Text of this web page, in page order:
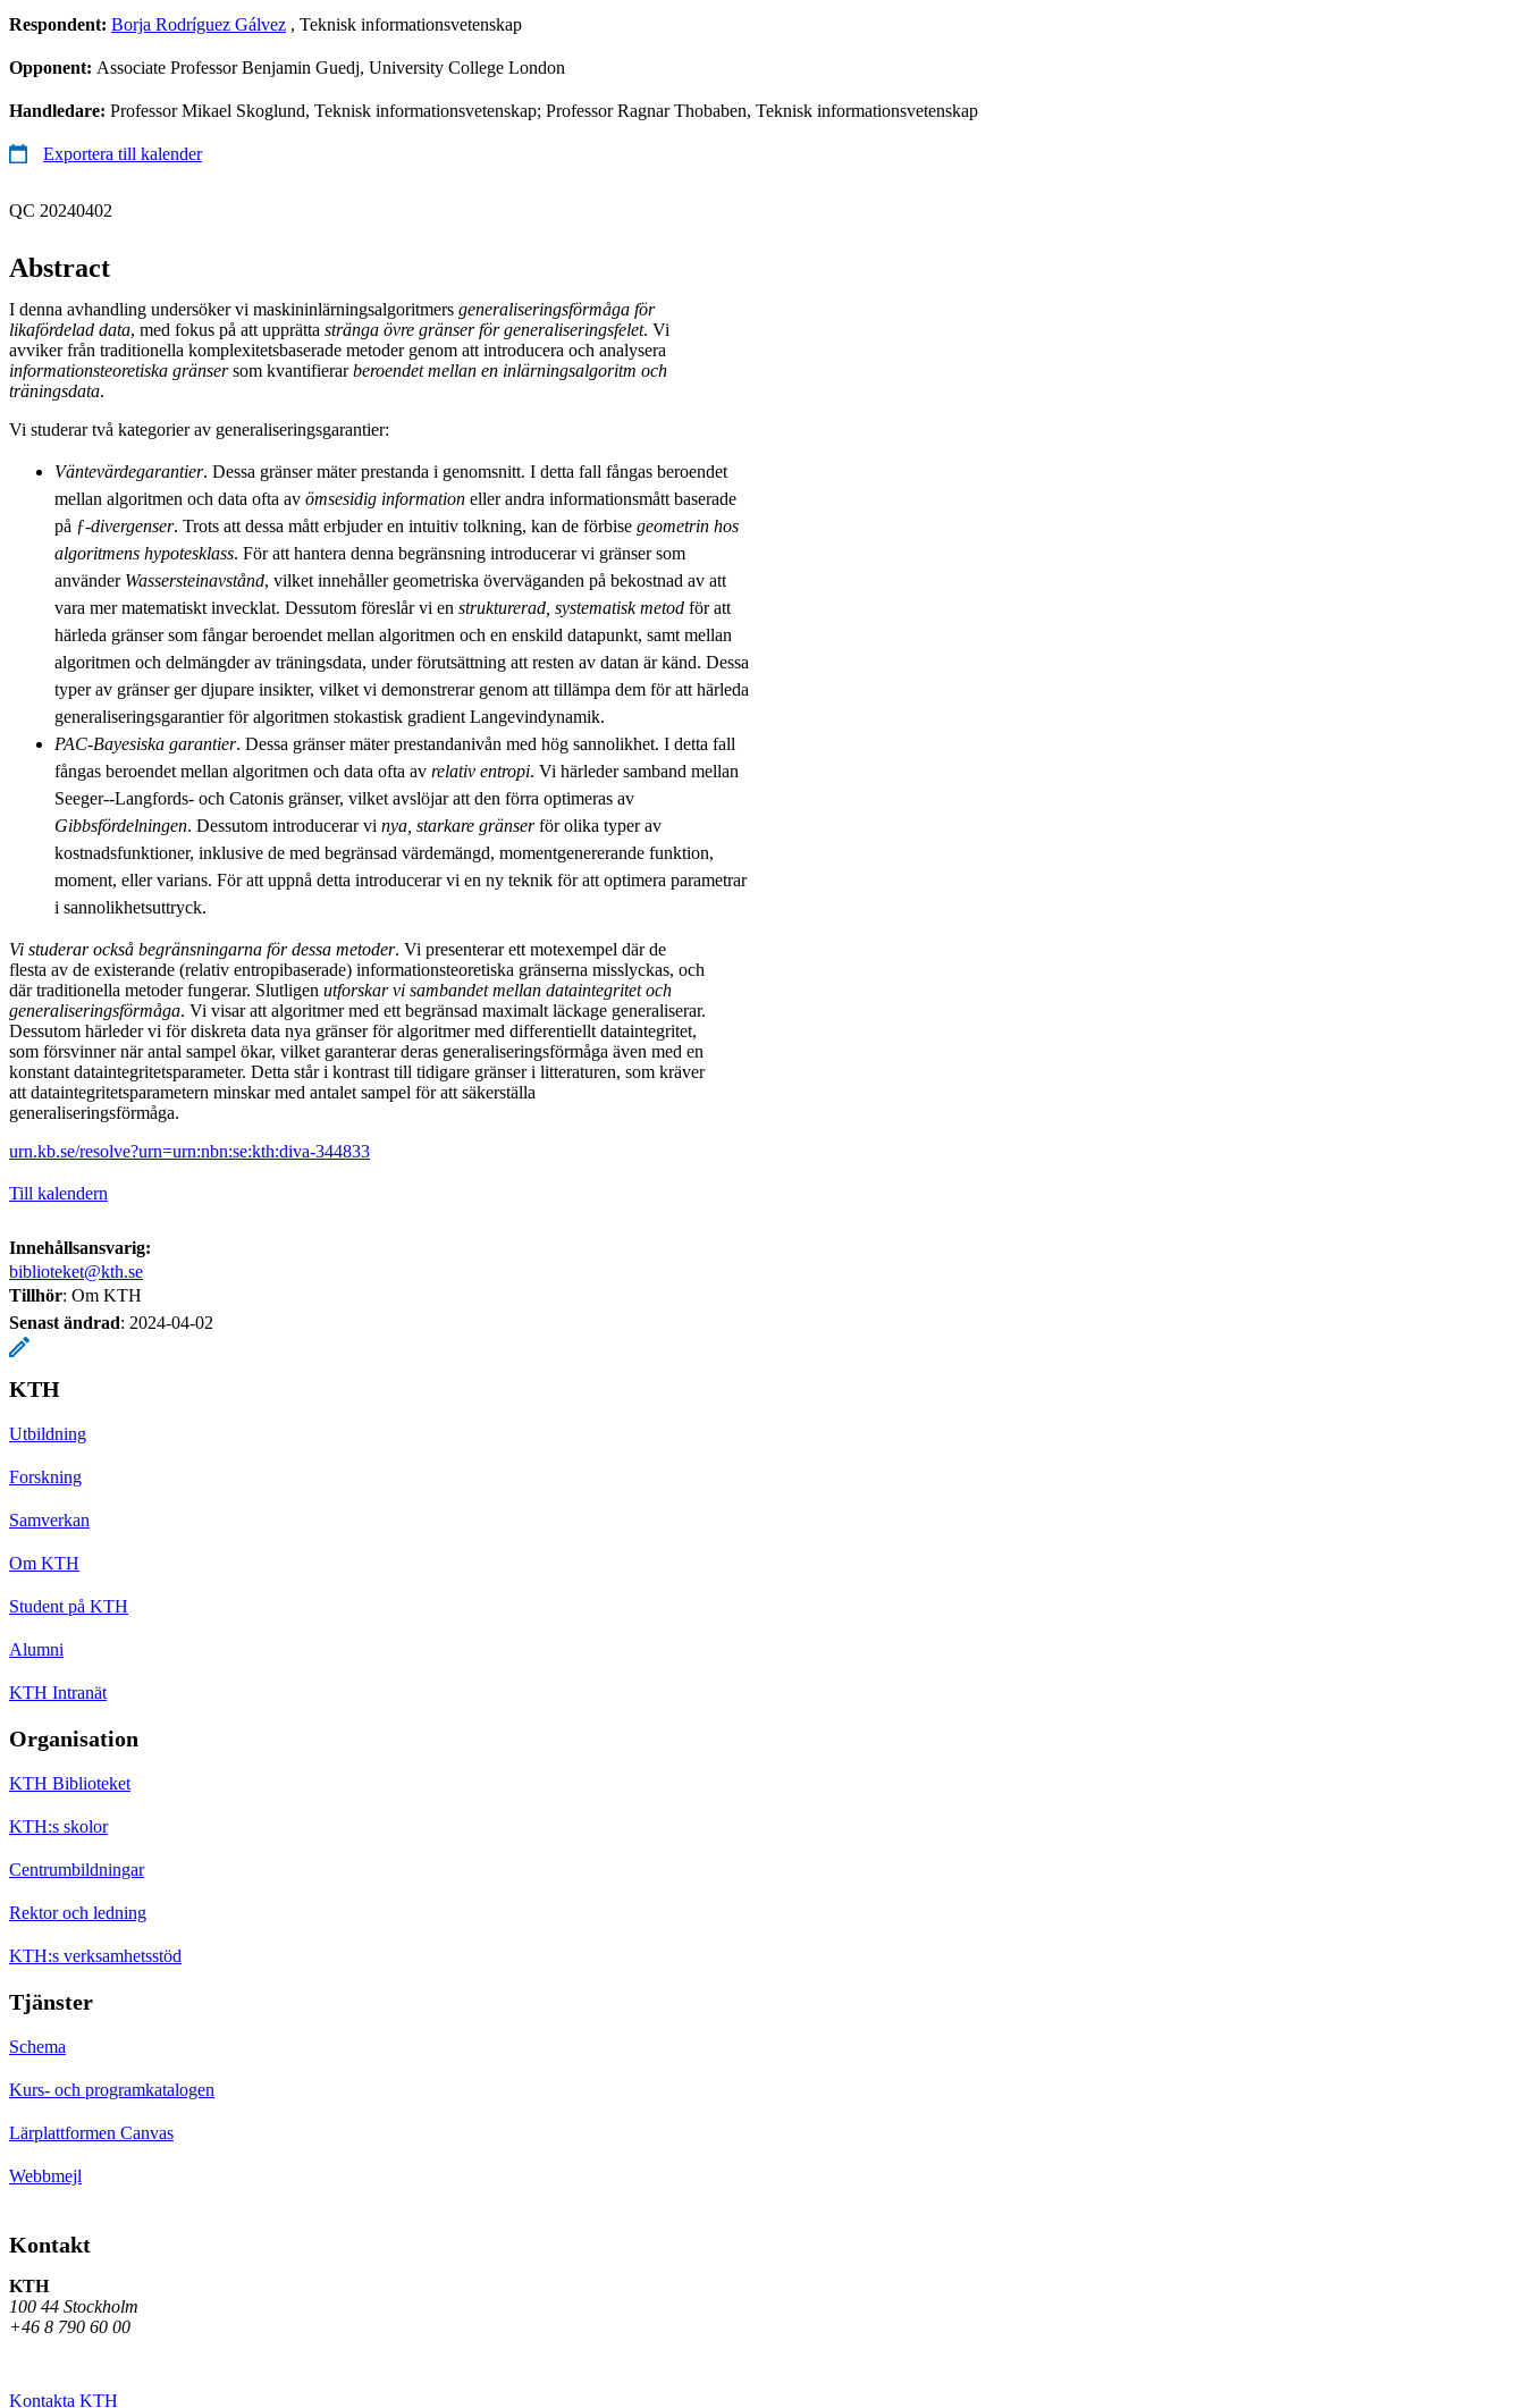
Respondent: Borja Rodríguez Gálvez , Teknisk informationsvetenskap
Opponent: Associate Professor Benjamin Guedj, University College London
Handledare: Professor Mikael Skoglund, Teknisk informationsvetenskap; Professor Ragnar Thobaben, Teknisk informationsvetenskap
Exportera till kalender
QC 20240402
Abstract
I denna avhandling undersöker vi maskininlärningsalgoritmers generaliseringsförmåga för
likafördelad data, med fokus på att upprätta stränga övre gränser för generaliseringsfelet. Vi
avviker från traditionella komplexitetsbaserade metoder genom att introducera och analysera
informationsteoretiska gränsersom kvantifierarberoendet mellan en inlärningsalgoritm och
träningsdata.
Vi studerar två kategorier av generaliseringsgarantier:
Väntevärdegarantier. Dessa gränser mäter prestanda i genomsnitt. I detta fall fångas beroendet
mellan algoritmen och data ofta av ömsesidig information eller andra informationsmått baserade
på ƒ-divergenser. Trots att dessa mått erbjuder en intuitiv tolkning, kan de förbise geometrin hos
algoritmens hypotesklass. För att hantera denna begränsning introducerar vi gränser som
använderWassersteinavstånd, vilket innehåller geometriska överväganden på bekostnad av att
vara mer matematiskt invecklat. Dessutom föreslår vi en strukturerad, systematisk metod för att
härleda gränser som fångar beroendet mellan algoritmen och en enskild datapunkt, samt mellan
algoritmen och delmängder av träningsdata, under förutsättning att resten av datan är känd. Dessa
typer av gränser ger djupare insikter, vilket vi demonstrerar genom att tillämpa dem för att härleda
generaliseringsgarantier för algoritmen stokastisk gradient Langevindynamik.
PAC-Bayesiska garantier. Dessa gränser mäter prestandanivån med hög sannolikhet. I detta fall
fångas beroendet mellan algoritmen och data ofta av relativ entropi. Vi härleder samband mellan
Seeger--Langfords- och Catonis gränser, vilket avslöjar att den förra optimeras av
Gibbsfördelningen. Dessutom introducerar vi nya, starkare gränserför olika typer av
kostnadsfunktioner, inklusive de med begränsad värdemängd, momentgenererande funktion,
moment, eller varians. För att uppnå detta introducerar vi en ny teknik för att optimera parametrar
i sannolikhetsuttryck.
Vi studerar också begränsningarna för dessa metoder. Vi presenterar ett motexempel där de
flesta av de existerande (relativ entropibaserade) informationsteoretiska gränserna misslyckas, och
där traditionella metoder fungerar. Slutligen utforskar vi sambandet mellan dataintegritet och
generaliseringsförmåga. Vi visar att algoritmer med ett begränsad maximalt läckage generaliserar.
Dessutom härleder vi för diskreta data nya gränser för algoritmer med differentiellt dataintegritet,
som försvinner när antal sampel ökar, vilket garanterar deras generaliseringsförmåga även med en
konstant dataintegritetsparameter. Detta står i kontrast till tidigare gränser i litteraturen, som kräver
att dataintegritetsparametern minskar med antalet sampel för att säkerställa
generaliseringsförmåga.
urn.kb.se/resolve?urn=urn:nbn:se:kth:diva-344833
Till kalendern
Innehållsansvarig:
biblioteket@kth.se
Tillhör: Om KTH
Senast ändrad: 2024-04-02
KTH
Utbildning
Forskning
Samverkan
Om KTH
Student på KTH
Alumni
KTH Intranät
Organisation
KTH Biblioteket
KTH:s skolor
Centrumbildningar
Rektor och ledning
KTH:s verksamhetsstöd
Tjänster
Schema
Kurs- och programkatalogen
Lärplattformen Canvas
Webbmejl
Kontakt
KTH
100 44 Stockholm
+46 8 790 60 00
Kontakta KTH